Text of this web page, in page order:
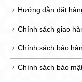
Hướng dẫn đặt
Chính sách giao
Chính sách bảo
Chính sách bảo